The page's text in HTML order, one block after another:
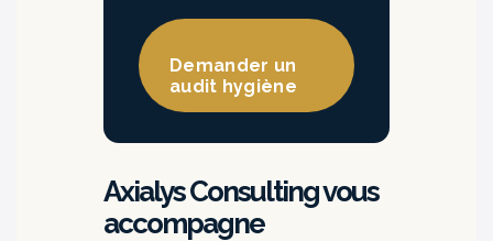
Demander un
audit hygiène
Axialys Consulting vous
accompagne